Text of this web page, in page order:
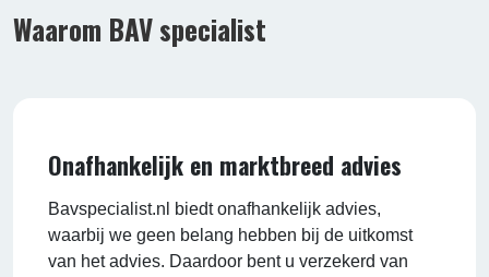
Waarom BAV specialist
Onafhankelijk en marktbreed advies
Bavspecialist.nl biedt onafhankelijk advies,
waarbij we geen belang hebben bij de uitkomst
van het advies. Daardoor bent u verzekerd van